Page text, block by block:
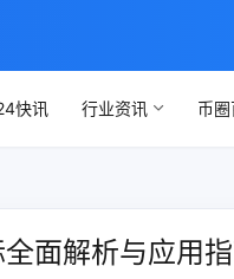
快讯 行业资讯 币
面解析与应用